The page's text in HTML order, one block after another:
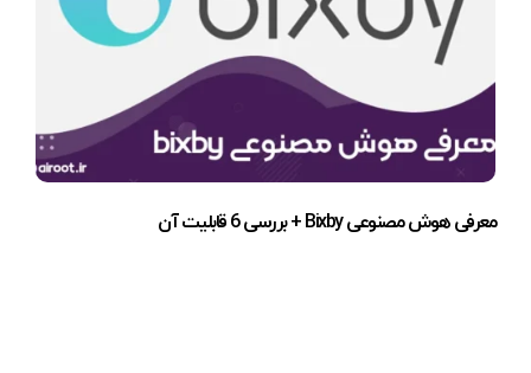
معرفی هوش مصنوعی Bixby + بررسی 6 قابلیت آن